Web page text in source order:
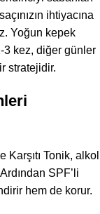
ihtiyacına
Yoğun kepek
3 kez, diğer günler
stratejidir.
Karşıtı Tonik, alkol
SPF’li
hem de korur.